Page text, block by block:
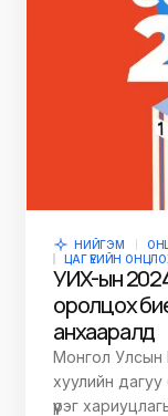
НИЙГЭМ
ЦАГ ҮЕИЙН
УИХ-ын
оролцох
анхааралд
Монгол Улсын
хуулийн
үүрэг